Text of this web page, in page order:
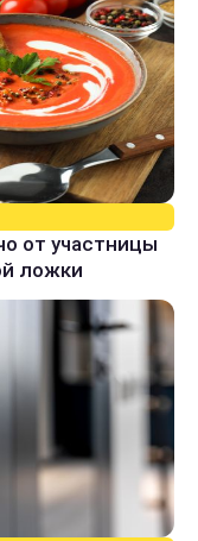
от участницы
ложки